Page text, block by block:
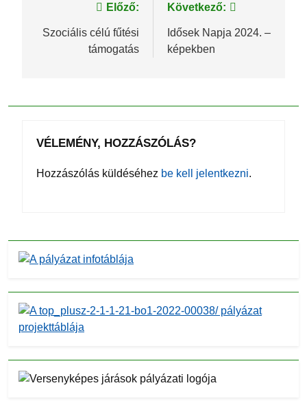
Bejegyzés
navigáció
Előző:
Szociális célú fűtési
támogatás
Következő:
Idősek Napja 2024. –
képekben
VÉLEMÉNY, HOZZÁSZÓLÁS?
Hozzászólás küldéséhez be kell jelentkezni.